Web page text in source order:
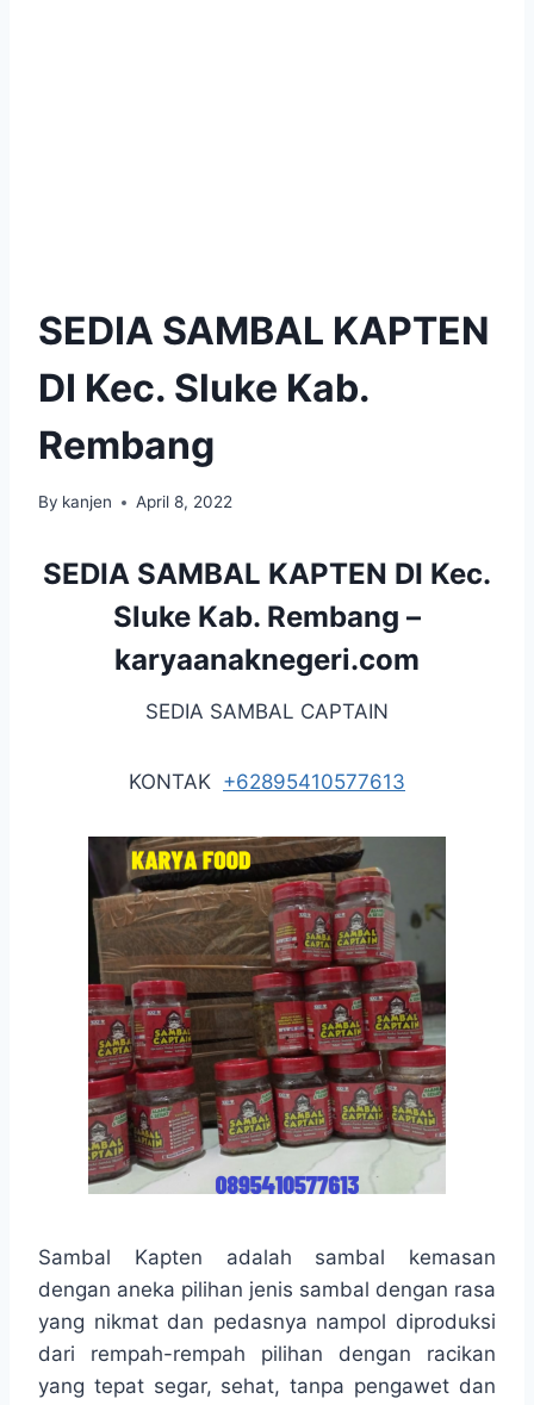
SEDIA SAMBAL KAPTEN
DI Kec. Sluke Kab.
Rembang
By kanjen April 8, 2022
SEDIA SAMBAL KAPTEN DI Kec.
Sluke Kab. Rembang –
karyaanaknegeri.com
SEDIA SAMBAL CAPTAIN
KONTAK +62895410577613
Sambal Kapten adalah sambal kemasan
dengan aneka pilihan jenis sambal dengan rasa
yang nikmat dan pedasnya nampol diproduksi
dari rempah-rempah pilihan dengan racikan
yang tepat segar, sehat, tanpa pengawet dan